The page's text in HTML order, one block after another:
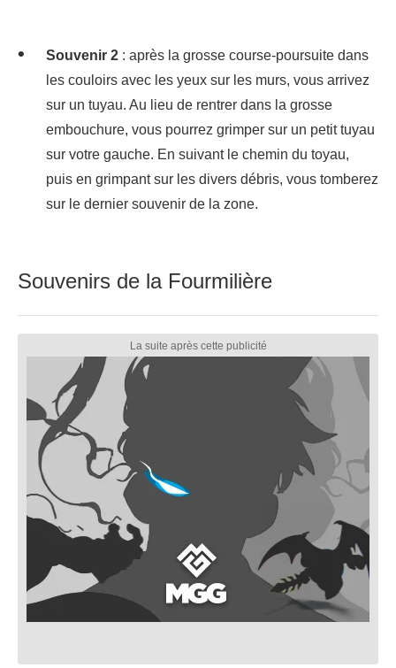
Souvenir 2 : après la grosse course-poursuite dans
les couloirs avec les yeux sur les murs, vous arrivez
sur un tuyau. Au lieu de rentrer dans la grosse
embouchure, vous pourrez grimper sur un petit tuyau
sur votre gauche. En suivant le chemin du toyau,
puis en grimpant sur les divers débris, vous tomberez
sur le dernier souvenir de la zone.
Souvenirs de la Fourmilière